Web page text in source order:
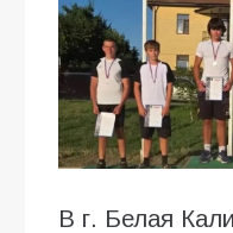
В г. Белая